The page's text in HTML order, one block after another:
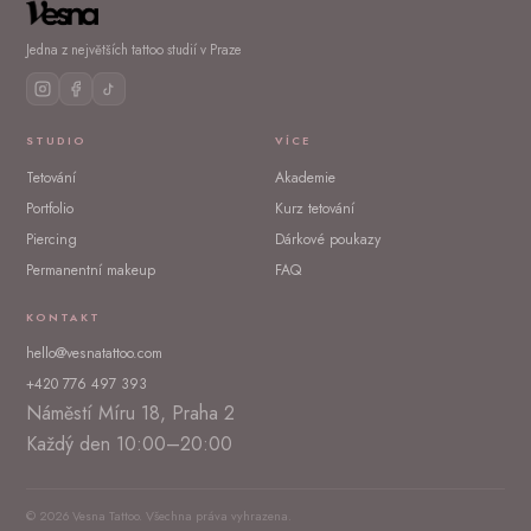
Jedna z největších tattoo studií v Praze
STUDIO
Tetování
Portfolio
Piercing
Permanentní makeup
VÍCE
Akademie
Kurz tetování
Dárkové poukazy
FAQ
KONTAKT
hello@vesnatattoo.com
+420 776 497 393
Náměstí Míru 18, Praha 2
Každý den 10:00–20:00
© 2026 Vesna Tattoo. Všechna práva vyhrazena.